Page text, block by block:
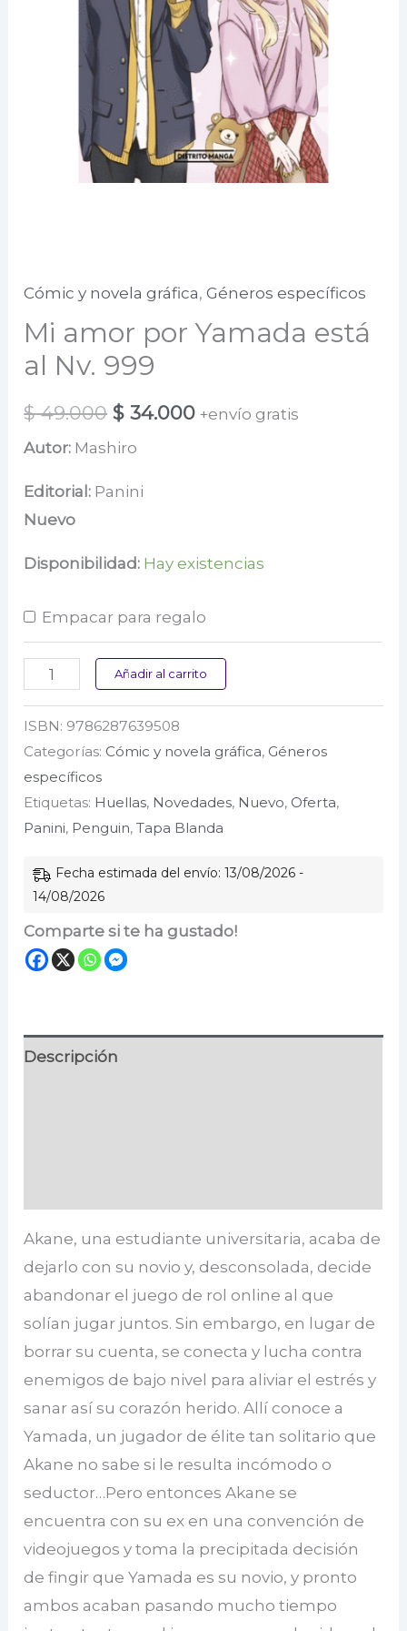
Cómic y novela gráfica,Géneros específicos
Mi amor por Yamada está
al Nv. 999
$49.000 El
precio
original
$ 49.000.
$ 34.000El
+envío gratis
Autor: Mashiro
Editorial: Panini
Nuevo
Disponibilidad: Hay existencias
Empacar para regalo
por
Yamada
está
al
999
cantidad
Añadir al carrito
ISBN: 9786287639508
Categorías: Cómic y novela gráfica, Géneros
específicos
Etiquetas: Huellas, Novedades, Nuevo, Oferta,
Panini, Penguin,Tapa Blanda
Fecha estimada del envío: 13/08/2026 -
14/08/2026
Comparte si te ha gustado!
Descripción
Akane, una estudiante universitaria, acaba de
dejarlo con su novio y, desconsolada, decide
abandonar el juego de rol online al que
solían jugar juntos. Sin embargo, en lugar de
borrar su cuenta, se conecta y lucha contra
enemigos de bajo nivel para aliviar el estrés y
sanar así su corazón herido. Allí conoce a
Yamada, un jugador de élite tan solitario que
Akane no sabe si le resulta incómodo o
seductor…Pero entonces Akane se
encuentra con su ex en una convención de
videojuegos y toma la precipitada decisión
de fingir que Yamada es su novio, y pronto
ambos acaban pasando mucho tiempo